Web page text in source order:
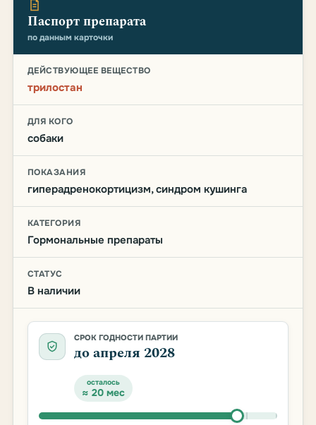
Паспорт препарата
по данным карточки
ДЕЙСТВУЮЩЕЕ ВЕЩЕСТВО
трилостан
ДЛЯ КОГО
собаки
ПОКАЗАНИЯ
гиперадренокортицизм, синдром кушинга
КАТЕГОРИЯ
Гормональные препараты
СТАТУС
В наличии
СРОК ГОДНОСТИ ПАРТИИ
до апреля 2028
осталось
≈ 20 мес